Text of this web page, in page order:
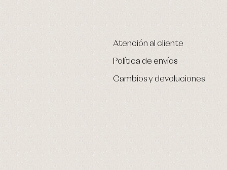
Atención al cliente
Política de envíos
Cambios y devoluciones